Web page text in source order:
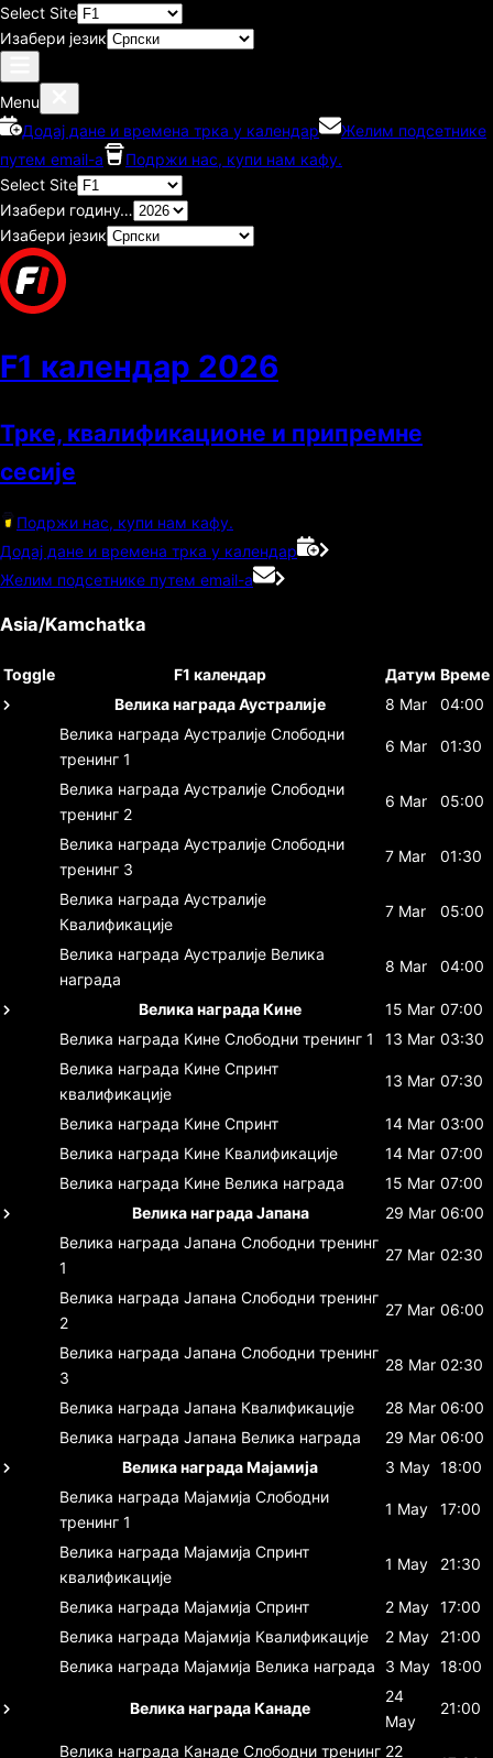
Select Site
Изабери језик
Menu
Додај дане и времена трка у календар
Желим подсетнике
путем email-а
Подржи нас, купи нам кафу.
Select Site
Изабери годину…
Изабери језик
F1 календар 2026
Трке, квалификационе и припремне
сесије
Подржи нас, купи нам кафу.
Додај дане и времена трка у календар
Желим подсетнике путем email-а
Asia/Kamchatka
Toggle F1 календар Датум Време
Велика награда Аустралије
8 Mar
04:00
Велика награда Аустралије Слободни
тренинг 1
6 Mar 01:30
Велика награда Аустралије Слободни
тренинг 2
6 Mar 05:00
Велика награда Аустралије Слободни
тренинг 3
7 Mar 01:30
Велика награда Аустралије
Квалификације
7 Mar 05:00
Велика награда Аустралије Велика
награда
8 Mar 04:00
Велика награда Кине 15 Mar 07:00
Велика награда Кине Слободни тренинг 1 13 Mar 03:30
Велика награда Кине Спринт
квалификације
13 Mar 07:30
Велика награда Кине Спринт 14 Mar 03:00
Велика награда Кине Квалификације 14 Mar 07:00
Велика награда Кине Велика награда 15 Mar 07:00
Велика награда Јапана
29 Mar 06:00
Велика награда Јапана Слободни тренинг
1
27 Mar 02:30
Велика награда Јапана Слободни тренинг
2
27 Mar 06:00
Велика награда Јапана Слободни тренинг
3
28 Mar 02:30
Велика награда Јапана Квалификације 28 Mar 06:00
Велика награда Јапана Велика награда 29 Mar 06:00
Велика награда Мајамија
3 May 18:00
Велика награда Мајамија Слободни
тренинг 1
1 May 17:00
Велика награда Мајамија Спринт
квалификације
1 May 21:30
Велика награда Мајамија Спринт 2 May 17:00
Велика награда Мајамија Квалификације 2 May
21:00
Велика награда Мајамија Велика награда 3 May 18:00
Велика награда Канаде
24
May
21:00
Велика награда Канаде Слободни тренинг 22